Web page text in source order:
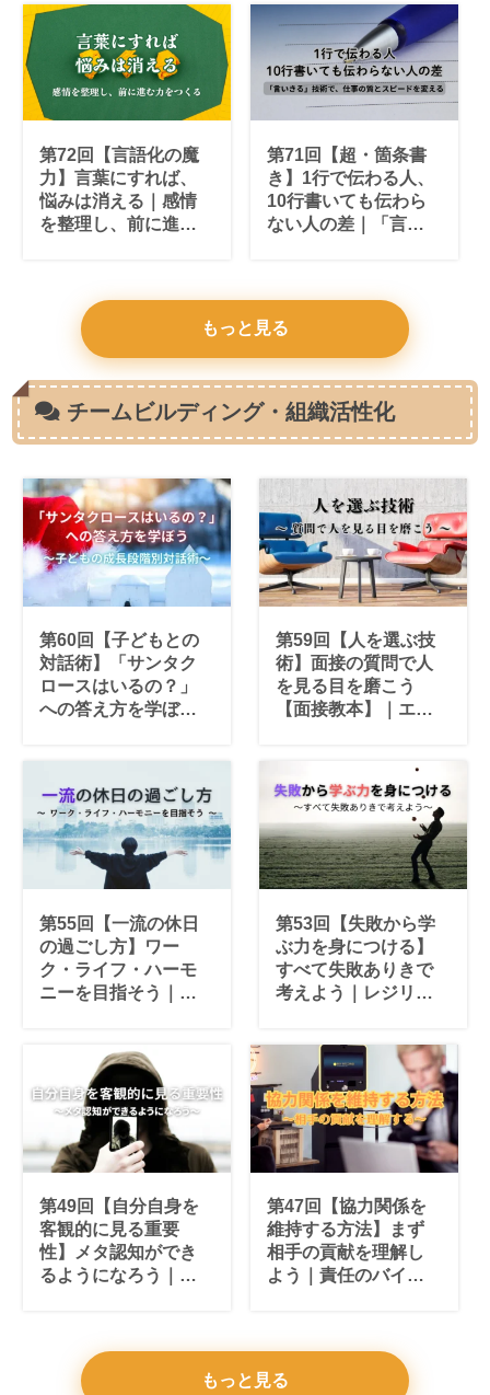
いくための思考法
第72回【言語化の魔
力】言葉にすれば、
悩みは消える｜感情
を整理し、前に進む
第71回【超・箇条書
き】1行で伝わる人、
10行書いても伝わら
ない人の差｜「言い
もっと見る
チームビルディング・組織活性化
第60回【子どもとの
対話術】「サンタク
ロースはいるの？」
への答え方を学ぼう
第59回【人を選ぶ技
術】面接の質問で人
を見る目を磨こう
【面接教本】｜エピ
第55回【一流の休日
の過ごし方】ワー
ク・ライフ・ハーモ
ニーを目指そう｜充
第53回【失敗から学
ぶ力を身につける】
すべて失敗ありきで
考えよう｜レジリエ
第49回【自分自身を
客観的に見る重要
性】メタ認知ができ
るようになろう｜自
第47回【協力関係を
維持する方法】まず
相手の貢献を理解し
よう｜責任のバイア
もっと見る